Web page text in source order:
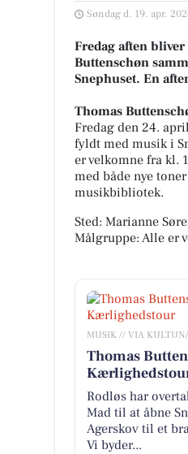
Søndag d. 19. apr.
Fredag aften
Buttenschøn
Snephuset. En
Thomas
Fredag den 24.
fyldt med musik i
er velkomne fra kl.
med både nye
musikbibliotek.
Sted: Marianne
Målgruppe: Alle er
MUSIK // VIA
Thomas
Rodløs har
Mad til at åbne
Agerskov til et
Vi byder...